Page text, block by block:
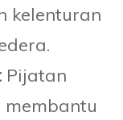
kelenturan
Pijatan